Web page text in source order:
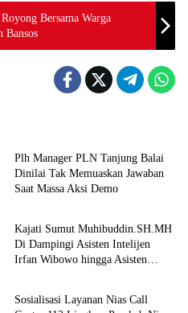
Bersama Warga
Bansos
Plh Manager PLN Tanjung Balai
Dinilai Tak Memuaskan Jawaban
Saat Massa Aksi Demo
Berita
Kajati Sumut Muhibuddin.SH.MH
Di Dampingi Asisten Intelijen
Irfan Wibowo hingga Asisten
Berita
Sosialisasi Layanan Nias Call